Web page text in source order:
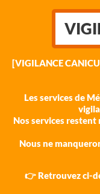
[VIGILANCE
Les services de
Nos services
Nous ne
👉 Retrouvez ci-